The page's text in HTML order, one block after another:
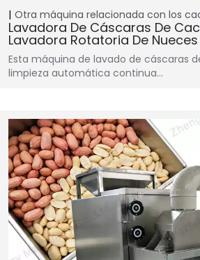
Otra máquina relacionada con los
Lavadora De Cáscaras De
Lavadora Rotatoria De Nueces
Esta máquina de lavado de cáscaras
limpieza automática continua…